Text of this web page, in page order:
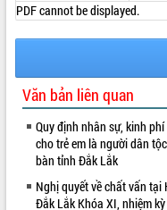
PDF cannot be displayed.
Văn bản liên quan
Quy định nhân sự, kinh
cho trẻ em là người dân
bàn tỉnh Đắk Lắk
Nghị quyết về chất vấn
Đắk Lắk Khóa XI, nhiệm